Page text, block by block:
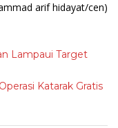
arif hidayat/cen)
Lampaui Target
Katarak Gratis